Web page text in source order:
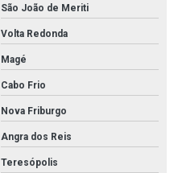
São João de Meriti
Volta Redonda
Magé
Cabo Frio
Nova Friburgo
Angra dos Reis
Teresópolis